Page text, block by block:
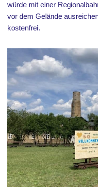
würde mit einer
vor dem Gelände
kostenfrei.